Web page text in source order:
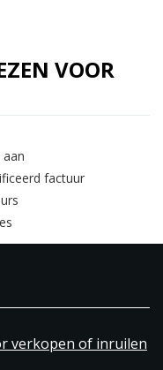
VOOR
factuur
verkopen of inruilen